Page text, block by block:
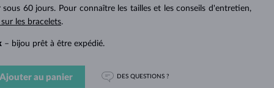
DÉCOUVRIR
60 jours. Pour connaître les tailles et les conseils d'entretien,
les bracelets.
– bijou prêt à être expédié.
Ajouter au panier DES QUESTIONS ?